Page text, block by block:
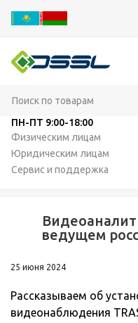
ПН-ПТ 9:00-18:00
Физическим лицам
Юридическим лицам
Сервис и поддержка
ведущем
25 июня 2024
Рассказываем об
видеонаблюдения